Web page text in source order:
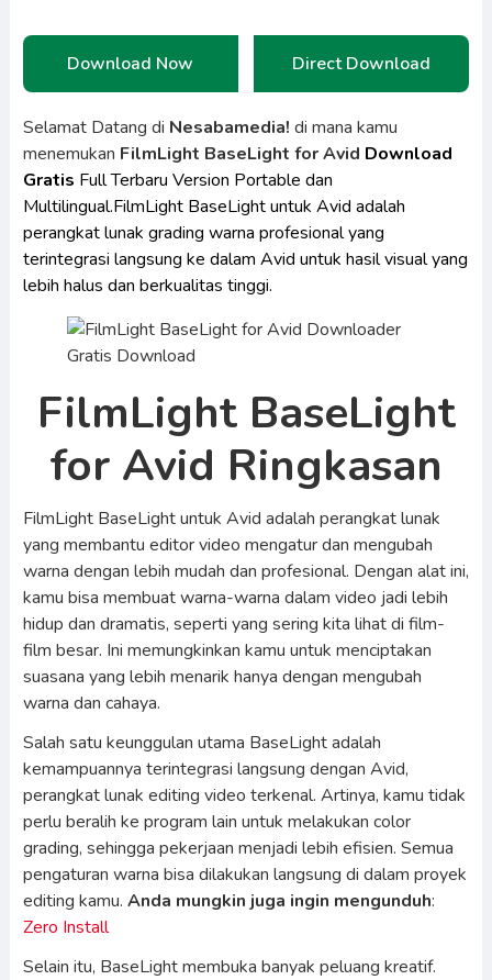
Download Now Direct Download
Selamat Datang di Nesabamedia! di mana kamu
menemukan FilmLight BaseLight for Avid Download
Gratis Full Terbaru Version Portable dan
Multilingual.FilmLight BaseLight untuk Avid adalah
perangkat lunak grading warna profesional yang
terintegrasi langsung ke dalam Avid untuk hasil visual yang
lebih halus dan berkualitas tinggi.
FilmLight BaseLight
for Avid Ringkasan
FilmLight BaseLight untuk Avid adalah perangkat lunak
yang membantu editor video mengatur dan mengubah
warna dengan lebih mudah dan profesional. Dengan alat ini,
kamu bisa membuat warna-warna dalam video jadi lebih
hidup dan dramatis, seperti yang sering kita lihat di film-
film besar. Ini memungkinkan kamu untuk menciptakan
suasana yang lebih menarik hanya dengan mengubah
warna dan cahaya.
Salah satu keunggulan utama BaseLight adalah
kemampuannya terintegrasi langsung dengan Avid,
perangkat lunak editing video terkenal. Artinya, kamu tidak
perlu beralih ke program lain untuk melakukan color
grading, sehingga pekerjaan menjadi lebih efisien. Semua
pengaturan warna bisa dilakukan langsung di dalam proyek
editing kamu. Anda mungkin juga ingin mengunduh:
Zero Install
Selain itu, BaseLight membuka banyak peluang kreatif.